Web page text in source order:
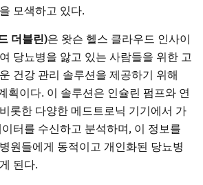
모색하고 있다.
더블린)은 왓슨 헬스 클라우드 인사이
당뇨병을 앓고 있는 사람들을 위한 고
건강 관리 솔루션을 제공하기 위해
획이다. 이 솔루션은 인슐린 펌프와 연
롯한 다양한 메드트로닉 기기에서 가
터를 수신하고 분석하며, 이 정보를
원들에게 동적이고 개인화된 당뇨병
된다.